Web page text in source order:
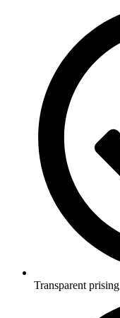
Transparent prising